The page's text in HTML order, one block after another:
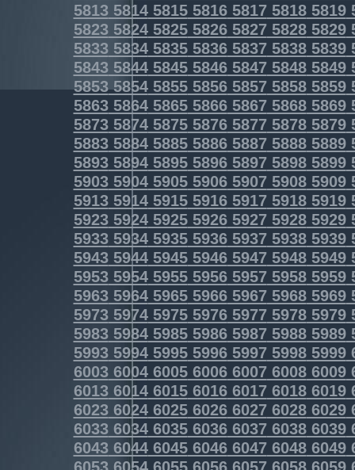
5813581458155816581758185819
5823582458255826582758285829
5833583458355836583758385839
5843584458455846584758485849
5853585458555856585758585859
5863586458655866586758685869
5873587458755876587758785879
5883588458855886588758885889
5893589458955896589758985899
5903590459055906590759085909
5913591459155916591759185919
5923592459255926592759285929
5933593459355936593759385939
5943594459455946594759485949
5953595459555956595759585959
5963596459655966596759685969
5973597459755976597759785979
5983598459855986598759885989
5993599459955996599759985999
6003600460056006600760086009
6013601460156016601760186019
6023602460256026602760286029
6033603460356036603760386039
6043604460456046604760486049